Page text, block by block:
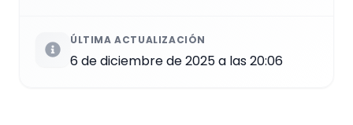
ÚLTIMA ACTUALIZACIÓN
6 de diciembre de 2025 a las 20:06